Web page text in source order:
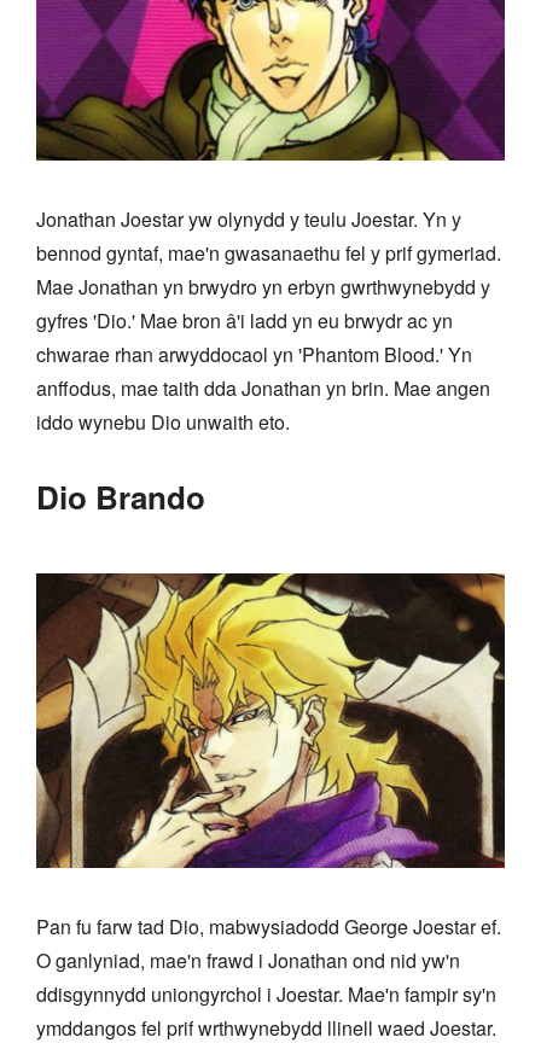
Jonathan Joestar yw olynydd y teulu Joestar. Yn y
bennod gyntaf, mae'n gwasanaethu fel y prif gymeriad.
Mae Jonathan yn brwydro yn erbyn gwrthwynebydd y
gyfres 'Dio.' Mae bron â'i ladd yn eu brwydr ac yn
chwarae rhan arwyddocaol yn 'Phantom Blood.' Yn
anffodus, mae taith dda Jonathan yn brin. Mae angen
iddo wynebu Dio unwaith eto.
Dio Brando
Pan fu farw tad Dio, mabwysiadodd George Joestar ef.
O ganlyniad, mae'n frawd i Jonathan ond nid yw'n
ddisgynnydd uniongyrchol i Joestar. Mae'n fampir sy'n
ymddangos fel prif wrthwynebydd llinell waed Joestar.